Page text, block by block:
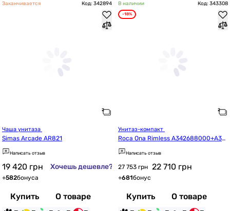
Заканчивается Код: 342894
Simas Arcade AR821
Написать отзыв
19 420 грн Хочешь дешевле?
+582бонуса
Купить О товаре
В наличии Код: 343308
-18%
Roca Ona Rimless A342688000+A341
681000+A801E22002
Написать отзыв
27 753 грн 22 710 грн
+681бонус
Купить О товаре